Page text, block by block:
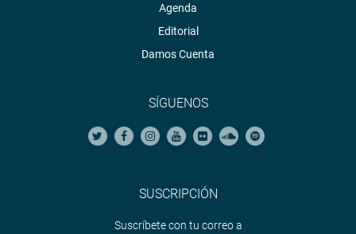
Agenda
Editorial
Damos Cuenta
SÍGUENOS
SUSCRIPCIÓN
Suscríbete con tu correo a